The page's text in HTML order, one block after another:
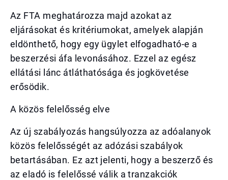
Az FTA meghatározza majd azokat az
eljárásokat és kritériumokat, amelyek alapján
eldönthető, hogy egy ügylet elfogadható-e a
beszerzési áfa levonásához. Ezzel az egész
ellátási lánc átláthatósága és jogkövetése
erősödik.
A közös felelősség elve
Az új szabályozás hangsúlyozza az adóalanyok
közös felelősségét az adózási szabályok
betartásában. Ez azt jelenti, hogy a beszerző és
az eladó is felelőssé válik a tranzakciók